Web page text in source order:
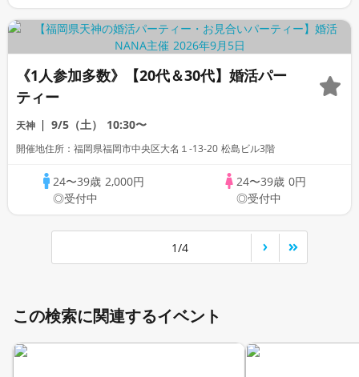
《1人参加多数》【20代＆30代】婚活パー
ティー
天神 9/5（土） 10:30〜
開催地住所：福岡県福岡市中央区大名１-13-20 松島ビル3階
24〜39歳 2,000円
◎受付中
24〜39歳 0円
◎受付中
1/4
この検索に関連するイベント